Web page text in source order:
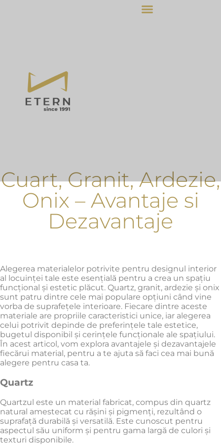
Cuart, Granit, Ardezie,
Onix – Avantaje si
Dezavantaje
Alegerea materialelor potrivite pentru designul interior
al locuinței tale este esențială pentru a crea un spațiu
funcțional și estetic plăcut. Quartz, granit, ardezie și onix
sunt patru dintre cele mai populare opțiuni când vine
vorba de suprafețele interioare. Fiecare dintre aceste
materiale are propriile caracteristici unice, iar alegerea
celui potrivit depinde de preferințele tale estetice,
bugetul disponibil și cerințele funcționale ale spațiului.
În acest articol, vom explora avantajele și dezavantajele
fiecărui material, pentru a te ajuta să faci cea mai bună
alegere pentru casa ta.
Quartz
Quartzul este un material fabricat, compus din quartz
natural amestecat cu rășini și pigmenți, rezultând o
suprafață durabilă și versatilă. Este cunoscut pentru
aspectul său uniform și pentru gama largă de culori și
texturi disponibile.